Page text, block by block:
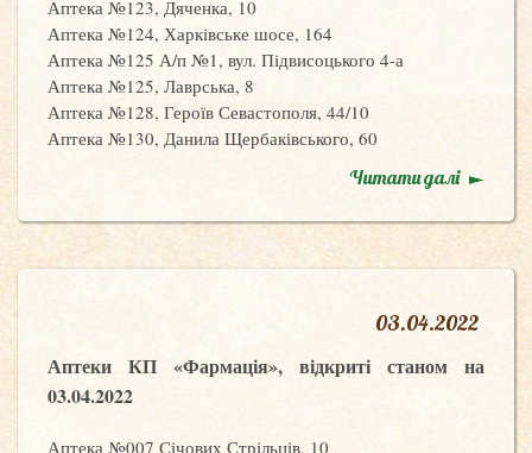
Аптека №123, Дяченка, 10
Аптека №124, Харківське шосе, 164
Аптека №125 А/п №1, вул. Підвисоцького 4-а
Аптека №125, Лаврська, 8
Аптека №128, Героїв Севастополя, 44/10
Аптека №130, Данила Щербаківського, 60
Читати далі
03.04.2022
Аптеки КП «Фармація», відкриті станом на
03.04.2022
Аптека №007 Січових Стрільців, 10